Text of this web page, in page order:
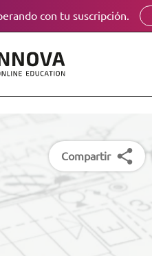
con tu suscripción.
Compartir